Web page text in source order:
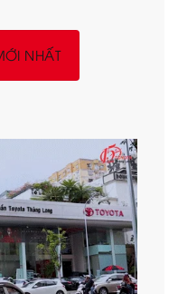
NHẤT